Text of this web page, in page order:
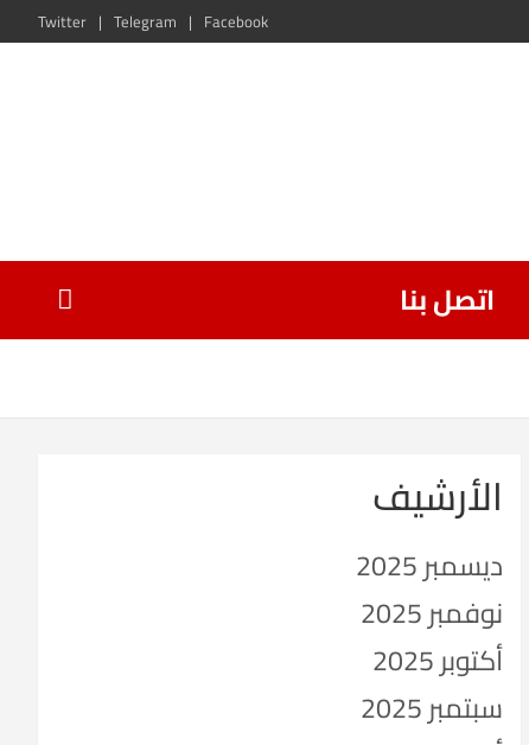
Facebook
Telegram
Twitter
اتصل بنا
الأرشيف
ديسمبر 2025
نوفمبر 2025
أكتوبر 2025
سبتمبر 2025